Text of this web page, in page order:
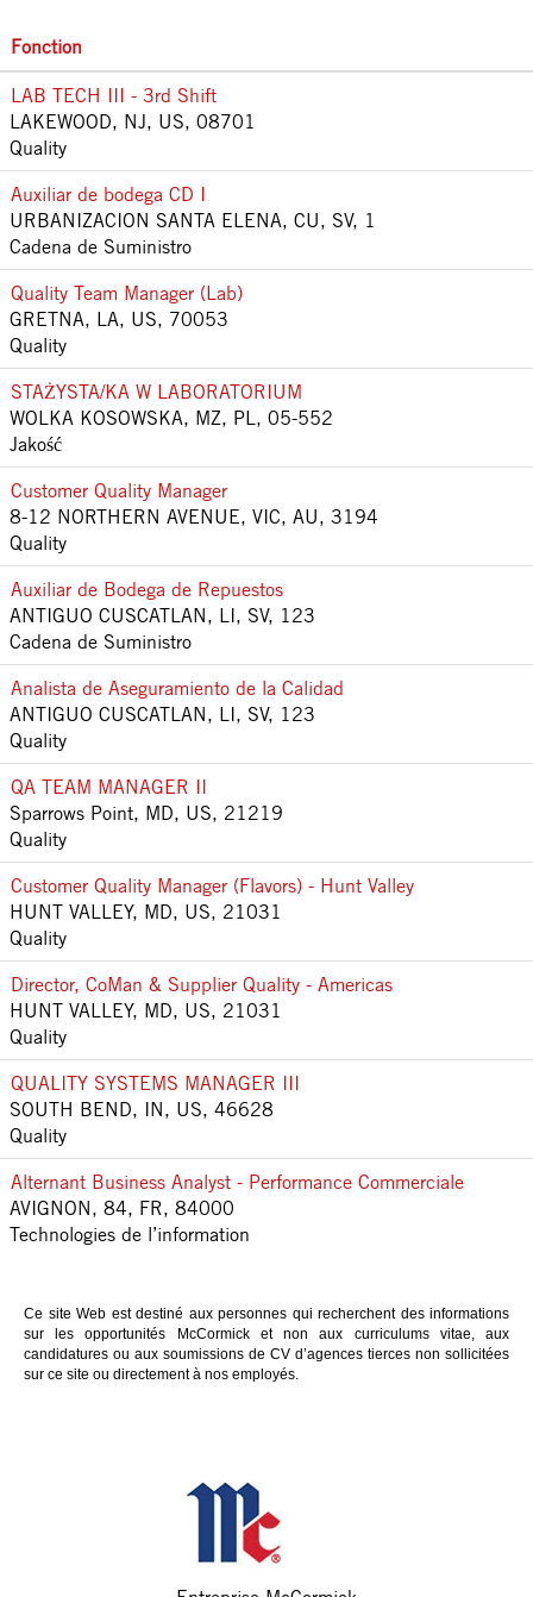
Fonction
LAB TECH III - 3rd Shift
LAKEWOOD, NJ, US, 08701
Quality
Auxiliar de bodega CD I
URBANIZACION SANTA ELENA, CU, SV, 1
Cadena de Suministro
Quality Team Manager (Lab)
GRETNA, LA, US, 70053
Quality
STAŻYSTA/KA W LABORATORIUM
WOLKA KOSOWSKA, MZ, PL, 05-552
Jakość
Customer Quality Manager
8-12 NORTHERN AVENUE, VIC, AU, 3194
Quality
Auxiliar de Bodega de Repuestos
ANTIGUO CUSCATLAN, LI, SV, 123
Cadena de Suministro
Analista de Aseguramiento de la Calidad
ANTIGUO CUSCATLAN, LI, SV, 123
Quality
QA TEAM MANAGER II
Sparrows Point, MD, US, 21219
Quality
Customer Quality Manager (Flavors) - Hunt Valley
HUNT VALLEY, MD, US, 21031
Quality
Director, CoMan & Supplier Quality - Americas
HUNT VALLEY, MD, US, 21031
Quality
QUALITY SYSTEMS MANAGER III
SOUTH BEND, IN, US, 46628
Quality
Alternant Business Analyst - Performance Commerciale
AVIGNON, 84, FR, 84000
Technologies de l’information
Ce site Web est destiné aux personnes qui recherchent des informations
sur les opportunités McCormick et non aux curriculums vitae, aux
candidatures ou aux soumissions de CV d’agences tierces non sollicitées
sur ce site ou directement à nos employés.